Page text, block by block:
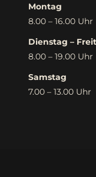
Montag
8.00 – 16.00 Uhr
Dienstag –
8.00 – 19.00 Uhr
Samstag
7.00 – 13.00 Uhr